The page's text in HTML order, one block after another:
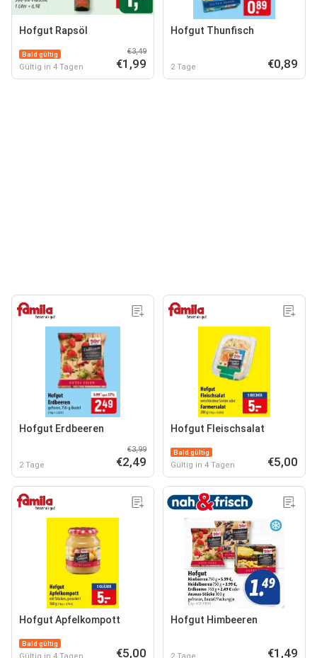
Hofgut Rapsöl
Bald gültig
Gültig in 4 Tagen
€3,49
€1,99
Hofgut Thunfisch
2 Tage €0,89
Hofgut Erdbeeren
2 Tage
€3,99
€2,49
Hofgut Fleischsalat
Bald gültig
Gültig in 4 Tagen €5,00
Hofgut Apfelkompott
Bald gültig
Gültig in 4 Tagen €5,00
Hofgut Himbeeren
2 Tage €1,49